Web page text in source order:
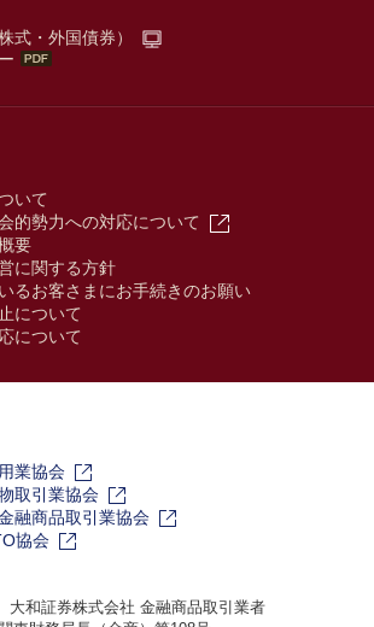
式・外国債券）
いて
的勢力への対応について
要
に関する方針
るお客さまにお手続きのお願い
について
について
業協会
取引業協会
融商品取引業協会
協会
大和証券株式会社 金融商品取引業者